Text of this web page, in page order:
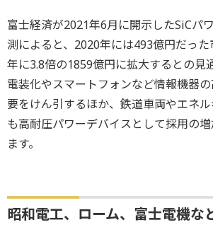
富士経済が2021年6月に開示したSiCパ
測によると、2020年には493億円だっ
年に3.8倍の1859億円に拡大するとの見
電装化やスマートフォンなど情報機器
要をけん引するほか、鉄道車両やエネ
も高耐圧パワーデバイスとして採用の
ます。
昭和電工、ローム、富士電機な